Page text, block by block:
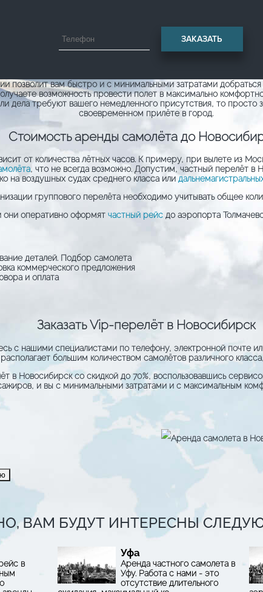
позволит вам быстро и с минимальными затратами
возможность провести полет в максимально
дела требуют вашего немедленного присутствия, то
своевременном прилёте в город.
Стоимость аренды самолёта до
от количества лётных часов. К примеру, при вылете из
, что не всегда возможно. Допустим, частный перелёт в
на воздушных судах среднего класса или
группового перелёта необходимо учитывать общее
они оперативно оформят частный рейс до аэропорта
деталей. Подбор самолета
коммерческого предложения
и оплата
Заказать Vip-перелёт в Новосибирск
с нашими специалистами по телефону, электронной почте
большим количеством самолётов различного
в Новосибирск со скидкой до 70%, воспользовавшись
и вы с минимальными затратами и с максимальным
ВАМ БУДУТ ИНТЕРЕСНЫ
в
Уфа
Аренда частного самолета в
Уфу. Работа с нами - это
отсутствие длительного